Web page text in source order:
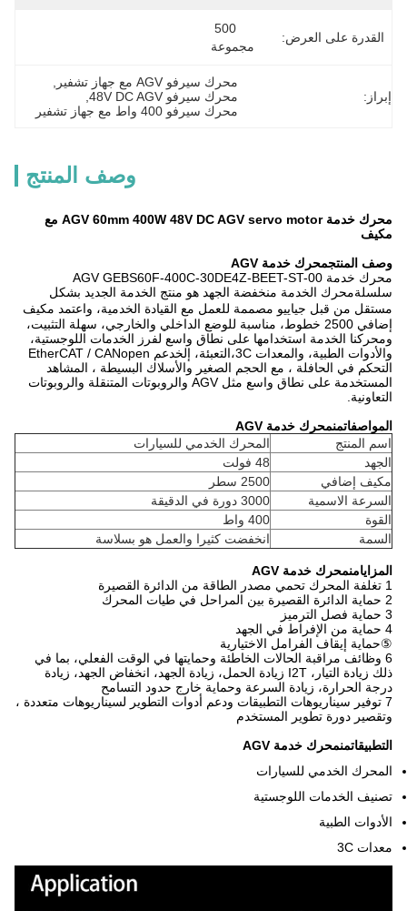
القدرة على العرض:
مجموعة
إبراز:
محرك سيرفو AGV مع جهاز تشفير
محرك سيرفو 48V DC AGV
محرك سيرفو 400 واط مع جهاز تشفير
وصف المنتج
محرك خدمة AGV 60mm 400W 48V DC AGV servo motor مع
مكيف
وصف المنتجمحرك خدمة AGV
محرك خدمة AGV GEBS60F-400C-30DE4Z-BEET-ST-00
سلسلةمحرك الخدمة منخفضة الجهد هو منتج الخدمة الجديد بشكل
مستقل من قبل جياييو مصممة للعمل مع القيادة الخدمية، واعتمد مكيف
إضافي 2500 خطوط، مناسبة للوضع الداخلي والخارجي، سهلة التثبيت،
ومحركنا الخدمة استخدامها على نطاق واسع لفرز الخدمات اللوجستية،
والأدوات الطبية، والمعدات 3C،التعبئة، إلخ
دعم EtherCAT / CANopen
التحكم في الحافلة ، مع الحجم الصغير والأسلاك البسيطة ، المشاهد
المستخدمة على نطاق واسع مثل AGV والروبوتات المتنقلة والروبوتات
التعاونية.
المواصفاتمنمحرك خدمة AGV
اسم المنتج
المحرك الخدمي للسيارات
الجهد
48 فولت
مكيف إضافي
2500 سطر
السرعة الاسمية
3000 دورة في الدقيقة
القوة
400 واط
السمة
انخفضت كثيرا والعمل هو بسلاسة
المزايامنمحرك خدمة AGV
1 تغلفة المحرك تحمي مصدر الطاقة من الدائرة القصيرة
2 حماية الدائرة القصيرة بين المراحل في طيات المحرك
3 حماية فصل الترميز
4 حماية من الإفراط في الجهد
⑤حماية إيقاف الفرامل الاختيارية
6 وظائف مراقبة الحالات الخاطئة وحمايتها في الوقت الفعلي، بما في
ذلك زيادة التيار، I2T زيادة الحمل، زيادة الجهد، انخفاض الجهد، زيادة
درجة الحرارة، زيادة السرعة وحماية خارج حدود التسامح
7 توفير سيناريوهات التطبيقات ودعم أدوات التطوير لسيناريوهات متعددة ،
وتقصير دورة تطوير المستخدم
التطبيقاتمنمحرك خدمة AGV
المحرك الخدمي للسيارات
تصنيف الخدمات اللوجستية
الأدوات الطبية
معدات 3C